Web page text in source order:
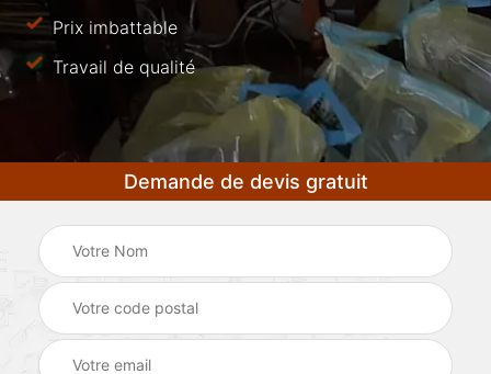
Prix imbattable
Travail de qualité
Demande de devis gratuit